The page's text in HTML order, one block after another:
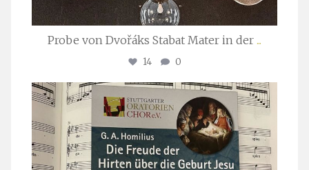
Probe von Dvořáks Stabat Mater in der ...
14 0
stuttgarter_oratorienchor
Nov. 29